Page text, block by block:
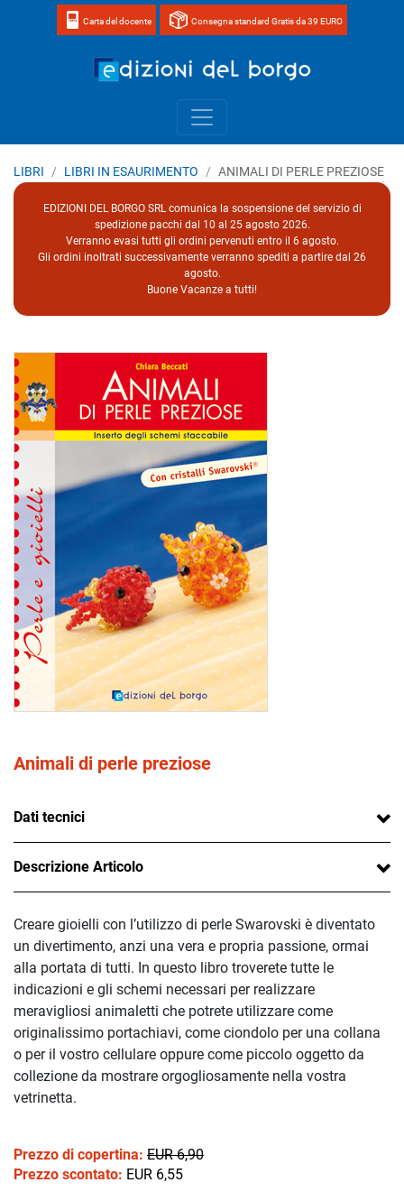
Carta del docente Consegna standard Gratis da 39 EURO
LIBRI LIBRI IN ESAURIMENTO ANIMALI DI PERLE PREZIOSE
EDIZIONI DEL BORGO SRL comunica la sospensione del servizio di
spedizione pacchi dal 10 al 25 agosto 2026.
Verranno evasi tutti gli ordini pervenuti entro il 6 agosto.
Gli ordini inoltrati successivamente verranno spediti a partire dal 26
agosto.
Buone Vacanze a tutti!
Animali di perle preziose
Dati tecnici
Descrizione Articolo
Creare gioielli con l’utilizzo di perle Swarovski è diventato
un divertimento, anzi una vera e propria passione, ormai
alla portata di tutti. In questo libro troverete tutte le
indicazioni e gli schemi necessari per realizzare
meravigliosi animaletti che potrete utilizzare come
originalissimo portachiavi, come ciondolo per una collana
o per il vostro cellulare oppure come piccolo oggetto da
collezione da mostrare orgogliosamente nella vostra
vetrinetta.
Prezzo di copertina: EUR 6,90
Prezzo scontato: EUR 6,55